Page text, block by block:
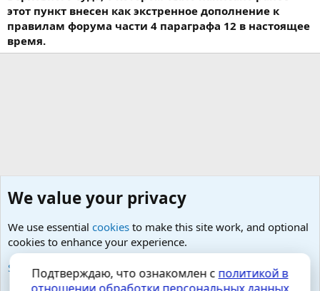
этот пункт внесен как экстренное дополнение к
правилам форума части 4 параграфа 12 в настоящее
время.
Любые вопросы от Гостей - анонимно
Cookies
Russian (RU)
We value your privacy
We use essential cookies to make this site work, and optional
cookies to enhance your experience.
See further information and configure your preferences
Подтверждаю, что ознакомлен с политикой в